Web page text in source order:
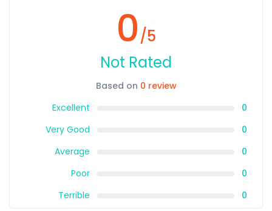
0/5
Not Rated
Based on 0 review
Excellent
0
Very Good
0
Average
0
Poor
0
Terrible
0